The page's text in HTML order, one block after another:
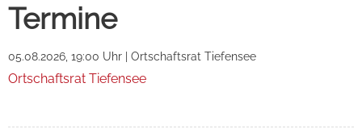
Termine
05.08.2026, 19:00 Uhr Ortschaftsrat Tiefensee
Ortschaftsrat Tiefensee